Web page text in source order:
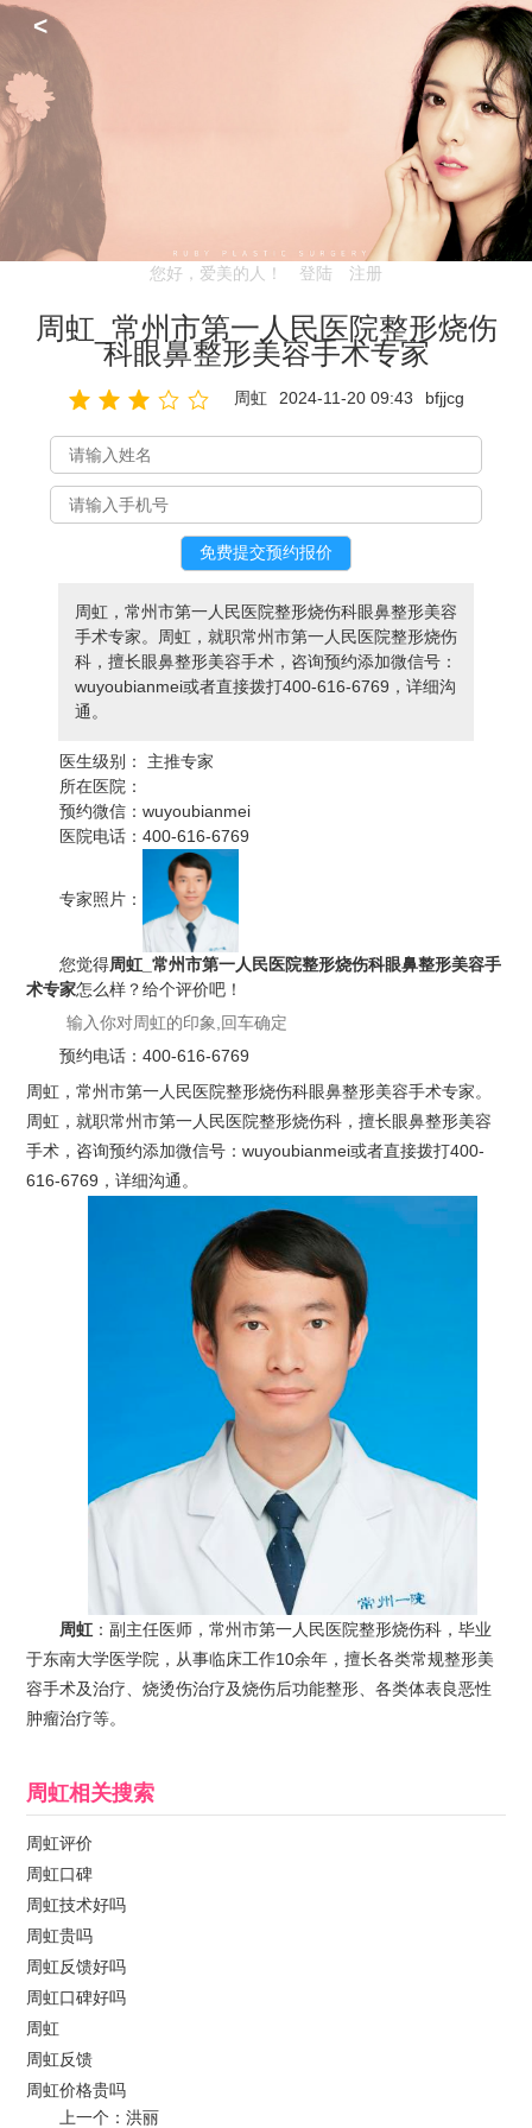
<
您好，爱美的人！ 登陆 注册
周虹_常州市第一人民医院整形烧伤
科眼鼻整形美容手术专家
周虹 2024-11-20 09:43 bfjjcg
周虹，常州市第一人民医院整形烧伤科眼鼻整形美容
手术专家。周虹，就职常州市第一人民医院整形烧伤
科，擅长眼鼻整形美容手术，咨询预约添加微信号：
wuyoubianmei或者直接拨打400-616-6769，详细沟
通。
医生级别：
主推专家
所在医院：
预约微信：wuyoubianmei
医院电话：400-616-6769
专家照片：
您觉得周虹_常州市第一人民医院整形烧伤科眼鼻整形美容手
术专家怎么样？给个评价吧！
预约电话：400-616-6769
周虹，常州市第一人民医院整形烧伤科眼鼻整形美容手术专家。
周虹，就职常州市第一人民医院整形烧伤科，擅长眼鼻整形美容
手术，咨询预约添加微信号：wuyoubianmei或者直接拨打400-
616-6769，详细沟通。
周虹 ：副主任医师，常州市第一人民医院整形烧伤科，毕业
于东南大学医学院，从事临床工作10余年，擅长各类常规整形美
容手术及治疗、烧烫伤治疗及烧伤后功能整形、各类体表良恶性
肿瘤治疗等。
周虹相关搜索
周虹评价
周虹口碑
周虹技术好吗
周虹贵吗
周虹反馈好吗
周虹口碑好吗
周虹
周虹反馈
周虹价格贵吗
上一个：洪丽